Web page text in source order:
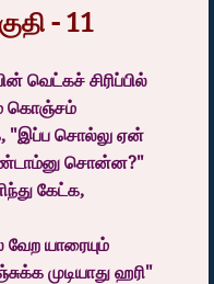
- 11
கொஞ்சம்
"இப்ப சொல்லு ஏன்
சொன்ன?"
கேட்க,
முடியாது ஹரி"